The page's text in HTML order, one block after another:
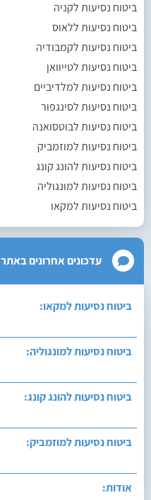
ביטוח נסיעות לקניה
ביטוח נסיעות ללאוס
ביטוח נסיעות לקמבודיה
ביטוח נסיעות לטייוואן
ביטוח נסיעות למלדיביים
ביטוח נסיעות לסינגפור
ביטוח נסיעות לבוטסואנה
ביטוח נסיעות למוזמביק
ביטוח נסיעות להונג קונג
ביטוח נסיעות למונגוליה
ביטוח נסיעות למקאו
עדכונים אחרונים באתר
ביטוח נסיעות למקאו:
ביטוח נסיעות למונגוליה:
ביטוח נסיעות להונג קונג:
ביטוח נסיעות למוזמביק:
אודות: